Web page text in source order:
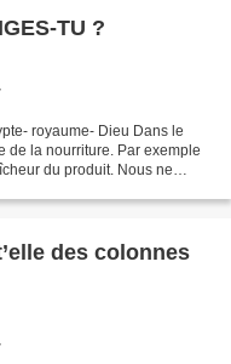
TU ?
royaume- Dieu Dans le
de la nourriture. Par exemple
du produit. Nous ne
des colonnes